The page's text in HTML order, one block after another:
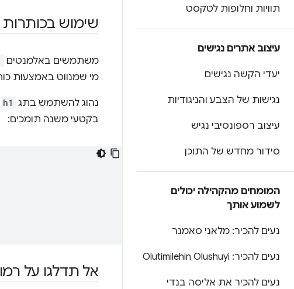
תוויות וחלופות לטקסט
עיצוב אתרים נגישים
יעדי הקשה נגישים
נגישות של הצבע והניגודיות
עיצוב רספונסיבי נגיש
סידור מחדש של התוכן
המומחים מהקהילה יכולים
לשמוע אותך
נעים להכיר: מלאני סאמנר
נעים להכיר: Olutimilehin Olushuyi
נעים להכיר את אליסה בנדי
שימוש
משתמשים באלמנטים
מי שמנווט באמצעות
נהוג להשתמש בתג h1
בקטעי משנה תומכים:
אל תדלגו על